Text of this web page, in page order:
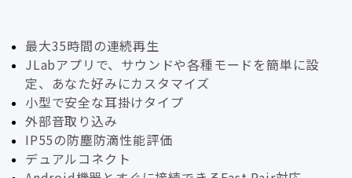
最大35時間の連続再生
JLabアプリで、サウンドや各種モードを簡単に設
定、あなた好みにカスタマイズ
小型で安全な耳掛けタイプ
外部音取り込み
IP55の防塵防滴性能評価
デュアルコネクト